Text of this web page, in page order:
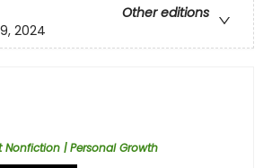
Other editions
2024
Nonfiction | Personal Growth